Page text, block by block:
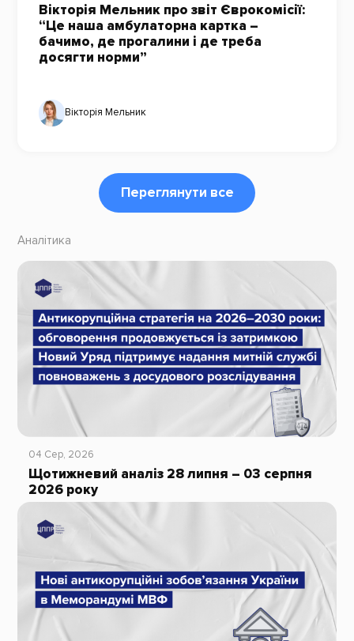
Вікторія Мельник про звіт Єврокомісії:
“Це наша амбулаторна картка –
бачимо, де прогалини і де треба
досягти норми”
Вікторія Мельник
Переглянути все
Аналітика
04 Сер, 2026
Щотижневий аналіз 28 липня – 03 серпня
2026 року